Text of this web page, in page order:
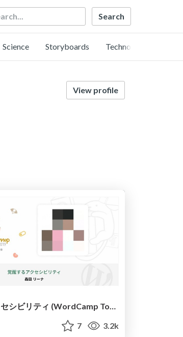
Science Storyboards Technology
View profile
覚醒するアクセシビリティ (WordCamp Tokyo 2019)
7 3.2k